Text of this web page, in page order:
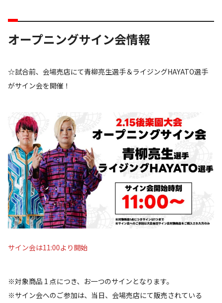
オープニングサイン会情報
☆試合前、会場売店にて青柳亮生選手＆ライジングHAYATO選手
がサイン会を開催！
サイン会は11:00より開始
※対象商品 1 点につき、お一つのサインとなります。
※サイン会へのご参加は、当日、会場売店にて販売されている